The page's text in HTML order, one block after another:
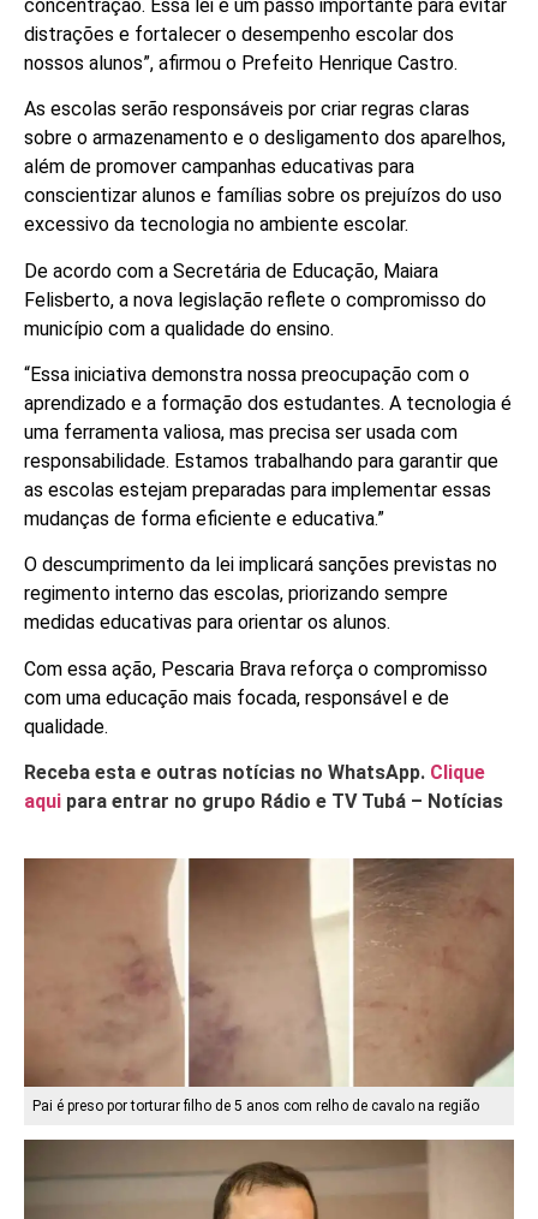
concentração. Essa lei é um passo importante para evitar
distrações e fortalecer o desempenho escolar dos
nossos alunos”, afirmou o Prefeito Henrique Castro.
As escolas serão responsáveis por criar regras claras
sobre o armazenamento e o desligamento dos aparelhos,
além de promover campanhas educativas para
conscientizar alunos e famílias sobre os prejuízos do uso
excessivo da tecnologia no ambiente escolar.
De acordo com a Secretária de Educação, Maiara
Felisberto, a nova legislação reflete o compromisso do
município com a qualidade do ensino.
“Essa iniciativa demonstra nossa preocupação com o
aprendizado e a formação dos estudantes. A tecnologia é
uma ferramenta valiosa, mas precisa ser usada com
responsabilidade. Estamos trabalhando para garantir que
as escolas estejam preparadas para implementar essas
mudanças de forma eficiente e educativa.”
O descumprimento da lei implicará sanções previstas no
regimento interno das escolas, priorizando sempre
medidas educativas para orientar os alunos.
Com essa ação, Pescaria Brava reforça o compromisso
com uma educação mais focada, responsável e de
qualidade.
Receba esta e outras notícias no WhatsApp. Clique
aqui para entrar no grupo Rádio e TV Tubá – Notícias
Pai é preso por torturar filho de 5 anos com relho de cavalo na região